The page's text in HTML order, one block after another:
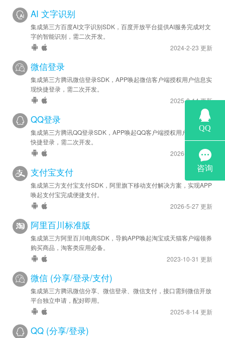
安卓优化 - SDK 已升级至 v2.3.21
苹果优化 - SDK 已升级至 v2.3.21.1
2024-03-27
安卓优化 - SDK 已升级至 v2.3.13.1
苹果新增 - 已接入 iOS 版 SDK v2.3.13
2023-04-25
安卓优化 - SDK 已升级至 v2.2.6
2022-11-21
安卓优化 - SDK 已升级至 v2.1.2
2022-06-10
安卓优化 - 已升级 SDK 至 v1.6.0
2022-03-21
安卓新增 - 已接入阿里云金融级实人认证功能
AI 文字识别
集成第三方百度AI文字识别SDK，百度开放平台提供AI服务完成对文
字的智能识别，需二次开发。
2024-2-23 更新
微信登录
集成第三方腾讯微信登录SDK，APP唤起微信客户端授权用户信息实
现快捷登录，需二次开发。
2025-8-14 更新
QQ登录
集成第三方腾讯QQ登录SDK，APP唤起QQ客户端授权用户信息实现
快捷登录，需二次开发。
2026-1-23 更新
支付宝支付
集成第三方支付宝支付SDK，阿里旗下移动支付解决方案，实现APP
唤起支付宝完成便捷支付。
2026-5-27 更新
阿里百川标准版
集成第三方阿里百川电商SDK，导购APP唤起淘宝或天猫客户端领券
购买商品，淘客类应用必备。
2023-10-31 更新
微信 (分享/登录/支付)
集成第三方腾讯微信分享、微信登录、微信支付，接口需到微信开放
平台独立申请，配好即用。
2025-8-14 更新
QQ (分享/登录)